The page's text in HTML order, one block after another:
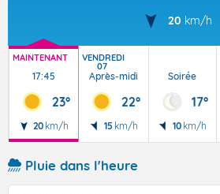
20 km/h
MAINTENANT
17:45
23°
20 km/h
VENDREDI
07
Après-midi
22°
15 km/h
Soirée
17°
10 km/h
Pluie dans l'heure